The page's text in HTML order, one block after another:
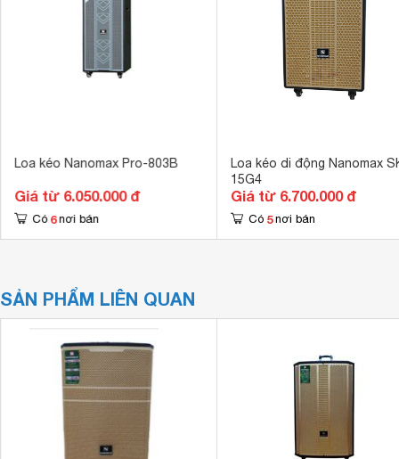
Loa kéo Nanomax Pro-803B
Giá từ 6.050.000 đ
Có 6 nơi bán
Loa kéo di động Nanomax
15G4
Giá từ 6.700.000 đ
Có 5 nơi bán
SẢN PHẨM LIÊN QUAN